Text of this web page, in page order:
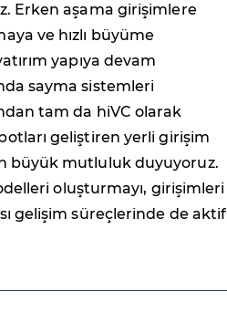
Erken aşama girişimlere
ve hızlı büyüme
yapıya devam
sayma sistemleri
tam da hiVC olarak
geliştiren yerli girişim
büyük mutluluk duyuyoruz.
oluşturmayı, girişimleri
gelişim süreçlerinde de aktif